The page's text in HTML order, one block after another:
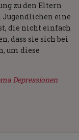
zu den Eltern
Jugendlichen eine
die nicht einfach
dass sie sich bei
um diese
Depressionen